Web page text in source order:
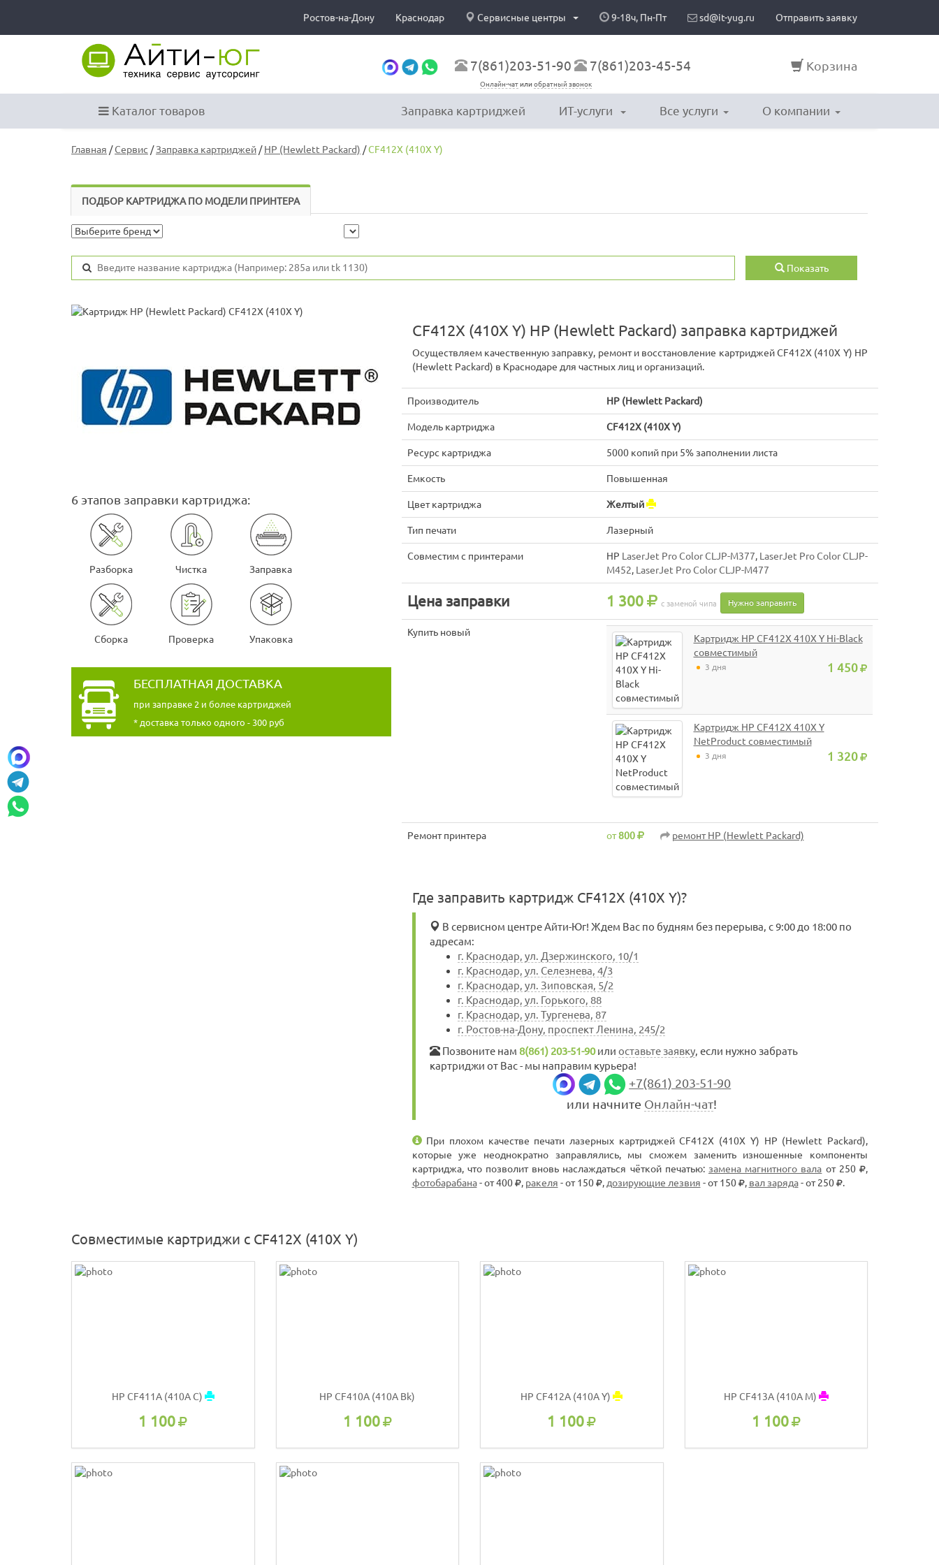
Ростов-на-Дону Краснодар Сервисные центры 9-18ч, Пн-Пт sd@it-yug.ru Отправить заявку
7(861)203-51-90 7(861)203-45-54
Онлайн-чатилиобратный звонок
Корзина
Каталог товаров Заправка картриджей ИТ-услуги Все услуги О компании
Главная /Сервис /Заправка картриджей/HP (Hewlett Packard) /CF412X (410X Y)
ПОДБОР КАРТРИДЖА ПО МОДЕЛИ ПРИНТЕРА
Показать
6 этапов заправки картриджа:
Разборка Чистка Заправка
Сборка Проверка Упаковка
БЕСПЛАТНАЯ ДОСТАВКА
при заправке 2 и более картриджей
* доставка только одного - 300 руб
CF412X (410X Y) HP (Hewlett Packard) заправка картриджей
Осуществляем качественную заправку, ремонт и восстановление картриджей CF412X (410X Y) HP
(Hewlett Packard) в Краснодаре для частных лиц и организаций.
Производитель HP (Hewlett Packard)
Модель картриджа CF412X (410X Y)
Ресурс картриджа 5000 копий при 5% заполнении листа
Емкость Повышенная
Цвет картриджа Желтый
Тип печати Лазерный
Совместим с принтерами HP LaserJet Pro Color CLJP-M377, LaserJet Pro Color CLJP-
M452, LaserJet Pro Color CLJP-M477
Цена заправки 1 300 с заменой чипа Нужно заправить
Купить новый
Картридж HP CF412X 410X Y Hi-Black
совместимый
3 дня 1 450
Картридж HP CF412X 410X Y
NetProduct совместимый
3 дня 1 320
Ремонт принтера от800 ремонт HP (Hewlett Packard)
Где заправить картридж CF412X (410X Y)?
В сервисном центре Айти-Юг! Ждем Вас по будням без перерыва, с 9:00 до 18:00 по
адресам:
г. Краснодар, ул. Дзержинского, 10/1
г. Краснодар, ул. Селезнева, 4/3
г. Краснодар, ул. Зиповская, 5/2
г. Краснодар, ул. Горького, 88
г. Краснодар, ул. Тургенева, 87
г. Ростов-на-Дону, проспект Ленина, 245/2
Позвоните нам 8(861) 203-51-90или оставьте заявку, если нужно забрать
картриджи от Вас - мы направим курьера!
+7(861) 203-51-90
или начните Онлайн-чат!
При плохом качестве печати лазерных картриджей CF412X (410X Y) HP (Hewlett Packard),
которые уже неоднократно заправлялись, мы сможем заменить изношенные компоненты
картриджа, что позволит вновь наслаждаться чёткой печатью: замена магнитного вала от 250
,
фотобарабана- от 400 , ракеля - от 150 ,дозирующие лезвия - от 150 , вал заряда- от 250 .
Совместимые картриджи с CF412X (410X Y)
HP CF411A (410A C)
1 100
HP CF410A (410A Bk)
1 100
HP CF412A (410A Y)
1 100
HP CF413A (410A M)
1 100